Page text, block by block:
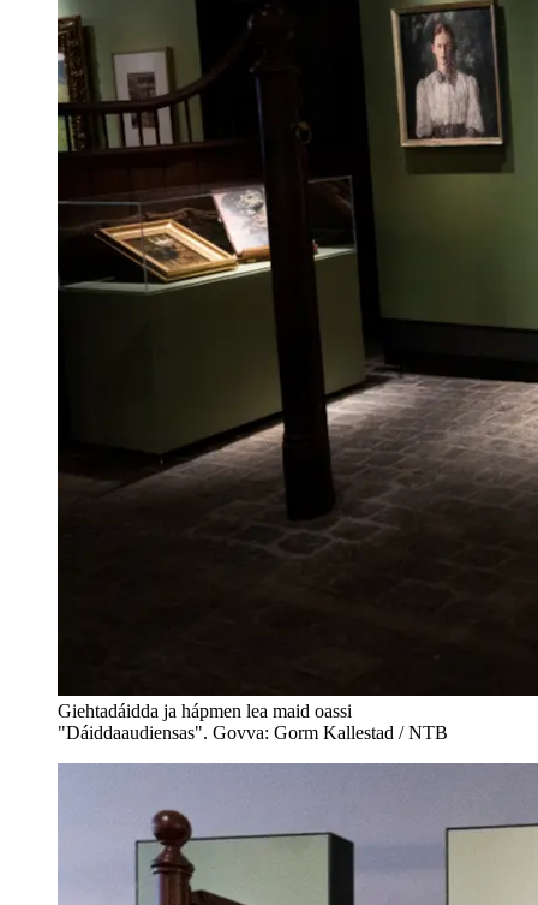
Giehtadáidda ja hápmen lea maid oassi
"Dáiddaaudiensas". Govva: Gorm Kallestad / NTB